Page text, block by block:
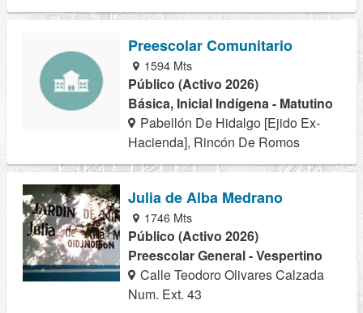
Preescolar Comunitario
1594 Mts
Público (Activo 2026)
Básica, Inicial Indígena - Matutino
Pabellón De Hidalgo [Ejido Ex-
Hacienda], Rincón De Romos
Julia de Alba Medrano
1746 Mts
Público (Activo 2026)
Preescolar General - Vespertino
Calle Teodoro Olivares Calzada
Num. Ext. 43